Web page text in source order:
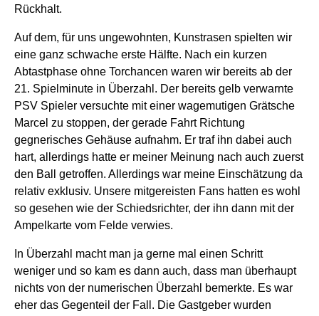
Rückhalt.
Auf dem, für uns ungewohnten, Kunstrasen spielten wir
eine ganz schwache erste Hälfte. Nach ein kurzen
Abtastphase ohne Torchancen waren wir bereits ab der
21. Spielminute in Überzahl. Der bereits gelb verwarnte
PSV Spieler versuchte mit einer wagemutigen Grätsche
Marcel zu stoppen, der gerade Fahrt Richtung
gegnerisches Gehäuse aufnahm. Er traf ihn dabei auch
hart, allerdings hatte er meiner Meinung nach auch zuerst
den Ball getroffen. Allerdings war meine Einschätzung da
relativ exklusiv. Unsere mitgereisten Fans hatten es wohl
so gesehen wie der Schiedsrichter, der ihn dann mit der
Ampelkarte vom Felde verwies.
In Überzahl macht man ja gerne mal einen Schritt
weniger und so kam es dann auch, dass man überhaupt
nichts von der numerischen Überzahl bemerkte. Es war
eher das Gegenteil der Fall. Die Gastgeber wurden